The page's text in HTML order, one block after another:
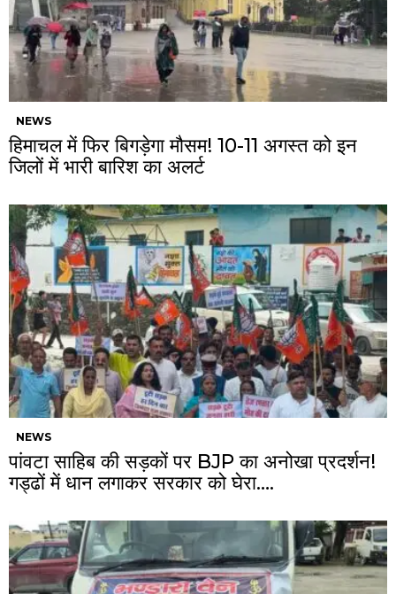
NEWS
हिमाचल में फिर बिगड़ेगा मौसम! 10-11 अगस्त को इन
जिलों में भारी बारिश का अलर्ट
NEWS
पांवटा साहिब की सड़कों पर BJP का अनोखा प्रदर्शन!
गड्ढों में धान लगाकर सरकार को घेरा….